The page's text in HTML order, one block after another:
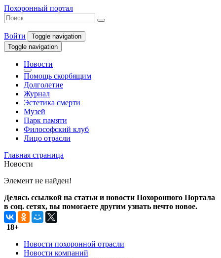
Похоронный портал
Войти
Toggle navigation
Toggle navigation
Новости
Помощь скорбящим
Долголетие
Журнал
Эстетика смерти
Музей
Парк памяти
Философский клуб
Лицо отрасли
Главная страница
Новости
Элемент не найден!
Делясь ссылкой на статьи и новости Похоронного Портала
в соц. сетях, вы помогаете другим узнать нечто новое.
18+
Новости похоронной отрасли
Новости компаний